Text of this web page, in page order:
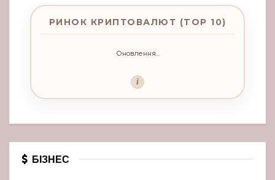
РИНОК КРИПТОВАЛЮТ (TOP 10)
Оновлення...
i
БІЗНЕС